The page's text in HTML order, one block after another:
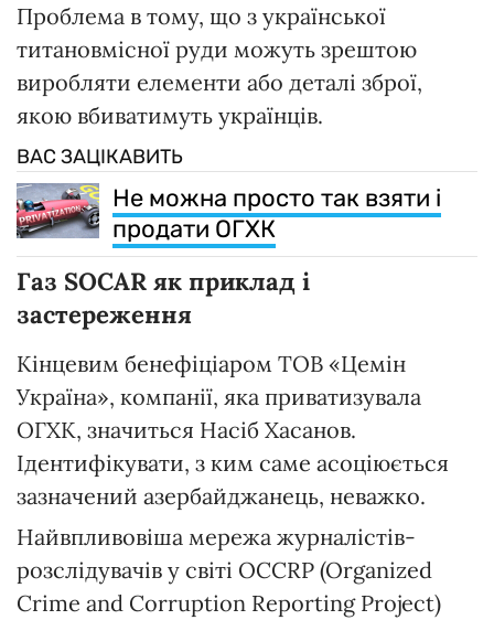
Проблема в тому, що з української
титановмісної руди можуть зрештою
виробляти елементи або деталі зброї,
якою вбиватимуть українців.
ВАС ЗАЦІКАВИТЬ
Не можна просто так взяти і
продати ОГХК
Газ SOCAR як приклад і
застереження
Кінцевим бенефіціаром ТОВ «Цемін
Україна», компанії, яка приватизувала
ОГХК, значиться Насіб Хасанов.
Ідентифікувати, з ким саме асоціюється
зазначений азербайджанець, неважко.
Найвпливовіша мережа журналістів-
розслідувачів у світі OCCRP (Organized
Crime and Corruption Reporting Project)